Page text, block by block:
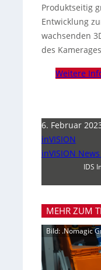
Produktseitig
Entwicklung
wachsenden
des
Weitere
6. Februar
inVISION
inVISION
IDS
MEHR ZUM
Bild: .Nomagic